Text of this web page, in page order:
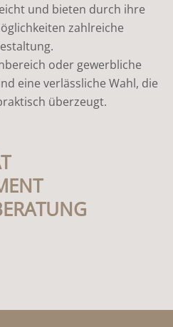
und bieten durch ihre
zahlreiche
oder gewerbliche
eine verlässliche Wahl, die
überzeugt.